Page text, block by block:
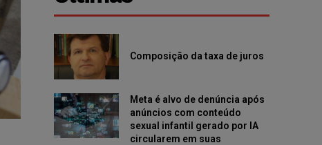
Composição da taxa de juros
Meta é alvo de denúncia após
anúncios com conteúdo
sexual infantil gerado por IA
circularem em suas